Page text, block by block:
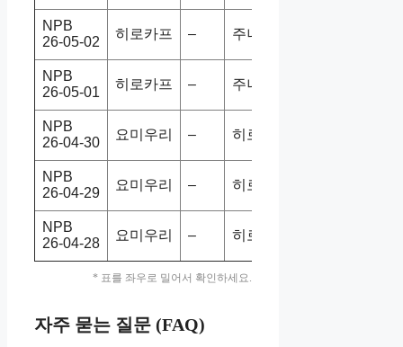
NPB
26-05-02
히로카프 – 주니치
NPB
26-05-01
히로카프 – 주니치
NPB
26-04-30
요미우리 – 히로카프
NPB
26-04-29
요미우리 – 히로카프
NPB
26-04-28
요미우리 – 히로카프
* 표를 좌우로 밀어서 확인하세요.
자주 묻는 질문 (FAQ)